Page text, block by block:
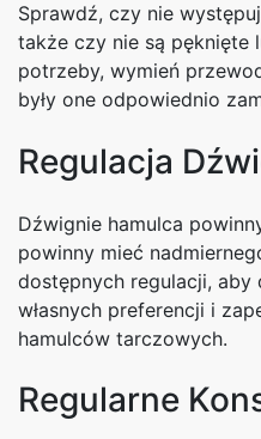
Sprawdź, czy nie
także czy nie są pęknięte
potrzeby, wymień
były one odpowiednio
Regulacja
Dźwignie hamulca
powinny mieć
dostępnych regulacji,
własnych preferencji i
hamulców tarczowych.
Regularne